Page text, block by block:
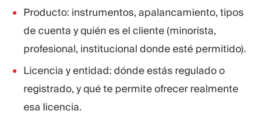
Producto: instrumentos, apalancamiento, tipos
de cuenta y quién es el cliente (minorista,
profesional, institucional donde esté permitido).
Licencia y entidad: dónde estás regulado o
registrado, y qué te permite ofrecer realmente
esa licencia.